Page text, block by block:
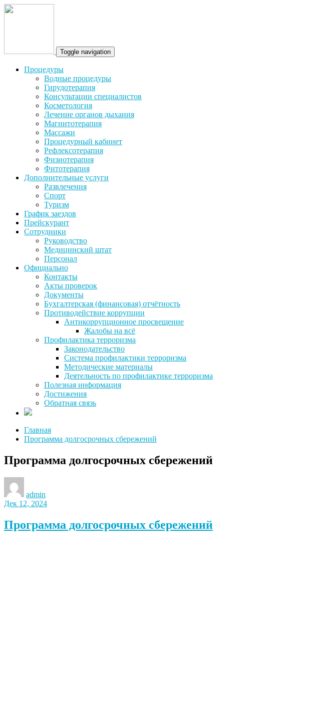
Toggle navigation
Процедуры
Водные процедуры
Гирудотерапия
Консультации специалистов
Косметология
Лечение органов дыхания
Магнитотерапия
Массажи
Процедурный кабинет
Рефлексотерапия
Физиотерапия
Фитотерапия
Дополнительные услуги
Развлечения
Спорт
Туризм
График заездов
Прейскурант
Сотрудники
Руководство
Медицинский штат
Персонал
Официально
Контакты
Акты проверок
Документы
Бухгалтерская (финансовая) отчётность
Противодействие коррупции
Антикоррупционное просвещение
Жалобы на всё
Профилактика терроризма
Законодательство
Система профилактики терроризма
Методические материалы
Деятельность по профилактике терроризма
Полезная информация
Достижения
Обратная связь
Главная
Программа долгосрочных сбережений
Программа долгосрочных сбережений
admin
Дек 12, 2024
Программа долгосрочных сбережений